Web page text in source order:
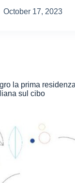
October 17, 2023
la prima
sul cibo